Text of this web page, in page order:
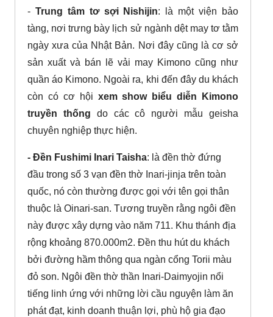
- Trung tâm tơ sợi Nishijin: là một viện bảo
tàng, nơi trưng bày lịch sử ngành dệt may tơ tằm
ngày xưa của Nhật Bản. Nơi đây cũng là cơ sở
sản xuất và bán lẽ vải may Kimono cũng như
quần áo Kimono. Ngoài ra, khi đến đây du khách
còn có cơ hội xem show biểu diễn Kimono
truyền thống do các cô người mẫu geisha
chuyên nghiệp thực hiện.
- Đền Fushimi Inari Taisha: là đền thờ đứng
đầu trong số 3 vạn đền thờ Inari-jinja trên toàn
quốc, nó còn thường được gọi với tên gọi thân
thuộc là Oinari-san. Tương truyền rằng ngôi đền
này được xây dựng vào năm 711. Khu thánh địa
rộng khoảng 870.000m2. Đền thu hút du khách
bởi đường hầm thông qua ngàn cổng Torii màu
đỏ son. Ngôi đền thờ thần Inari-Daimyojin nổi
tiếng linh ứng với những lời cầu nguyện làm ăn
phát đạt, kinh doanh thuận lợi, phù hộ gia đạo